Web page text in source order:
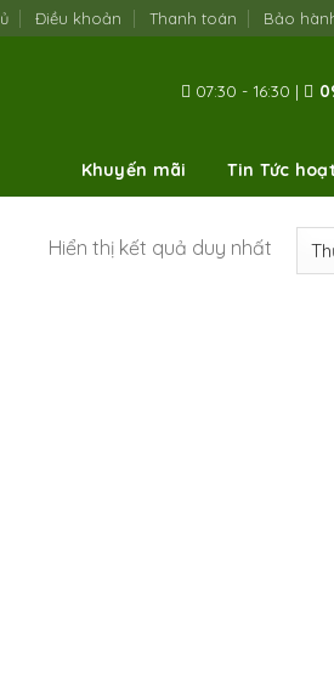
Điều khoản Thanh toán Bảo
07:30 - 16:30 |
Khuyến mãi Tin Tức
Hiển thị kết quả duy nhất